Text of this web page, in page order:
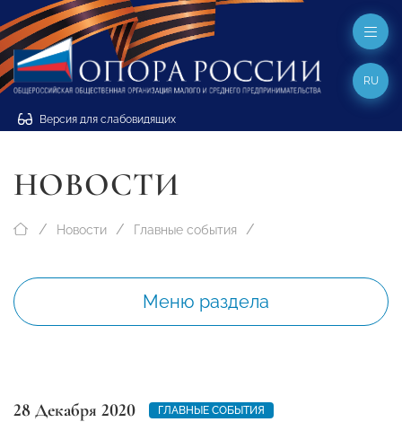
Версия для слабовидящих
RU
НОВОСТИ
Новости Главные события
Меню раздела
28 Декабря 2020 ГЛАВНЫЕ СОБЫТИЯ